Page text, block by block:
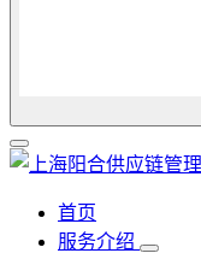
首页
服务介绍